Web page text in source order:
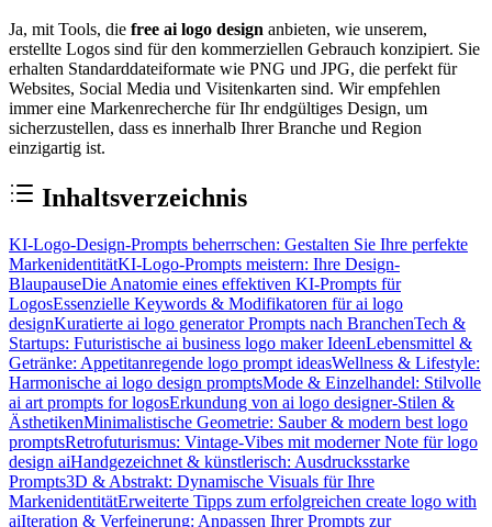
Ja, mit Tools, die free ai logo design anbieten, wie unserem,
erstellte Logos sind für den kommerziellen Gebrauch konzipiert. Sie
erhalten Standarddateiformate wie PNG und JPG, die perfekt für
Websites, Social Media und Visitenkarten sind. Wir empfehlen
immer eine Markenrecherche für Ihr endgültiges Design, um
sicherzustellen, dass es innerhalb Ihrer Branche und Region
einzigartig ist.
Inhaltsverzeichnis
KI-Logo-Design-Prompts beherrschen: Gestalten Sie Ihre perfekte
MarkenidentitätKI-Logo-Prompts meistern: Ihre Design-
BlaupauseDie Anatomie eines effektiven KI-Prompts für
LogosEssenzielle Keywords & Modifikatoren für ai logo
designKuratierte ai logo generator Prompts nach BranchenTech &
Startups: Futuristische ai business logo maker IdeenLebensmittel &
Getränke: Appetitanregende logo prompt ideasWellness & Lifestyle:
Harmonische ai logo design promptsMode & Einzelhandel: Stilvolle
ai art prompts for logosErkundung von ai logo designer-Stilen &
ÄsthetikenMinimalistische Geometrie: Sauber & modern best logo
promptsRetrofuturismus: Vintage-Vibes mit moderner Note für logo
design aiHandgezeichnet & künstlerisch: Ausdrucksstarke
Prompts3D & Abstrakt: Dynamische Visuals für Ihre
MarkenidentitätErweiterte Tipps zum erfolgreichen create logo with
aiIteration & Verfeinerung: Anpassen Ihrer Prompts zur